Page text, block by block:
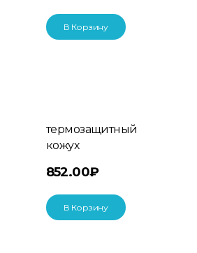
В Корзину
термозащитный
кожух
852.00₽
В Корзину